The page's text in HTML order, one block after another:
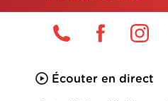
Écouter en direct